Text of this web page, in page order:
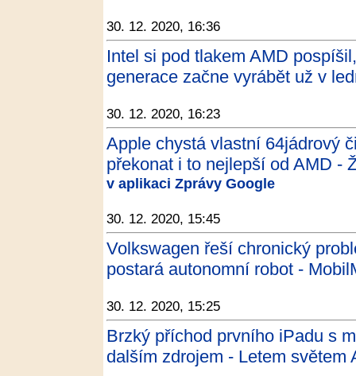
30. 12. 2020, 16:36
Intel si pod tlakem AMD
generace začne vyrábět už v
30. 12. 2020, 16:23
Apple chystá vlastní 64jádrový
překonat i to nejlepší od AMD -
v aplikaci Zprávy Google
30. 12. 2020, 15:45
Volkswagen řeší chronický
postará autonomní robot -
30. 12. 2020, 15:25
Brzký příchod prvního iPadu s
dalším zdrojem - Letem světem